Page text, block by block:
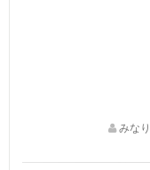
みなり